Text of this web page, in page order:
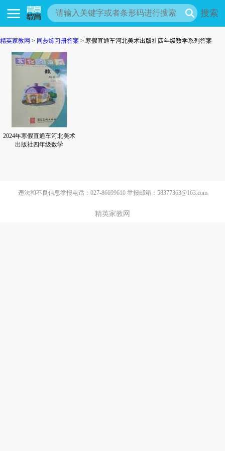
搜索
精英家教网 > 同步练习册答案 > 寒假直通车河北美术出版社四年级数学系列答案
2024年寒假直通车河北美术
出版社四年级数学
违法和不良信息举报电话：027-86699610 举报邮箱：58377363@163.com
精英家教网